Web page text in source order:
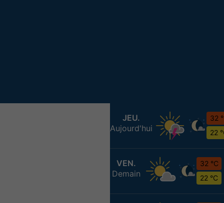
JEU.
Aujourd'hui
32
22
VEN.
Demain
32 °C
22 °C